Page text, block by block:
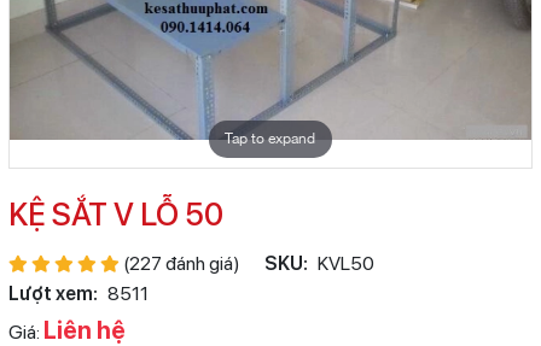
Tap to expand
KỆ SẮT V LỖ 50
(227 đánh giá) SKU: KVL50
Lượt xem: 8511
Giá: Liên hệ